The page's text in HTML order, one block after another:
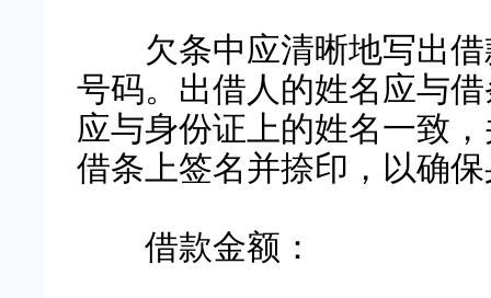
欠条中应清晰地写出借
号码。出借人的姓名应与
应与身份证上的姓名一致
借条上签名并捺印，以确
借款金额：